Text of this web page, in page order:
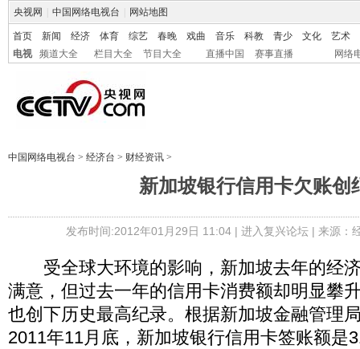
央视网 中国网络电视台 网站地图
首页 新闻 经济 体育 综艺 春晚 戏曲 音乐 科教 青少 文化
艺术
电视
频道大全 栏目大全 节目大全 直播中国 赛事直播 网络
中国网络电视台 > 经济台 > 财经资讯 >
新加坡银行信用卡欠账创
发布时间:2012年01月29日 11:04 | 进入复兴论坛| 来源：
受全球大环境的影响，新加坡去年的经
满意，但过去一年的信用卡消费额却明显攀
也创下历史最高纪录。根据新加坡金融管理
2011年11月底，新加坡银行信用卡签账额是